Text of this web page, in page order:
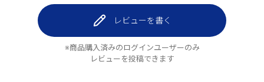
レビューを書く
※商品購入済みのログインユーザーのみ
レビューを投稿できます